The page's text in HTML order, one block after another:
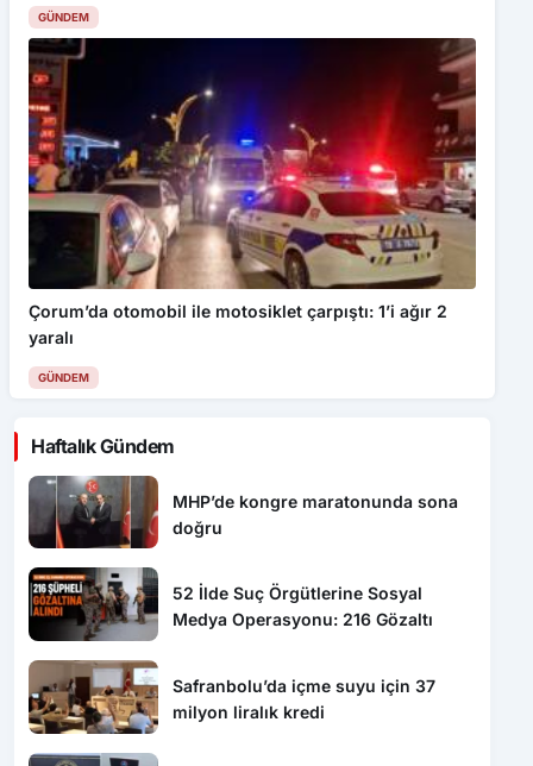
GÜNDEM
Çorum’da otomobil ile motosiklet çarpıştı: 1’i ağır 2
yaralı
GÜNDEM
Haftalık Gündem
MHP’de kongre maratonunda sona
doğru
52 İlde Suç Örgütlerine Sosyal
Medya Operasyonu: 216 Gözaltı
Safranbolu’da içme suyu için 37
milyon liralık kredi